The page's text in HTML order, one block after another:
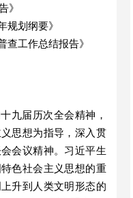
》
规划纲要》
查工作总结报告》
九届 历次全会精神，
思想为指导，深入贯
会议精神。习近平生
色社会主义思想的重
升到人类文明形态的